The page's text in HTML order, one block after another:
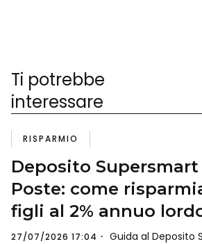
Ti potrebbe
interessare
RISPARMIO
Deposito
Poste: come
figli al 2% annuo
27/07/2026 17:04
Guida al Deposito